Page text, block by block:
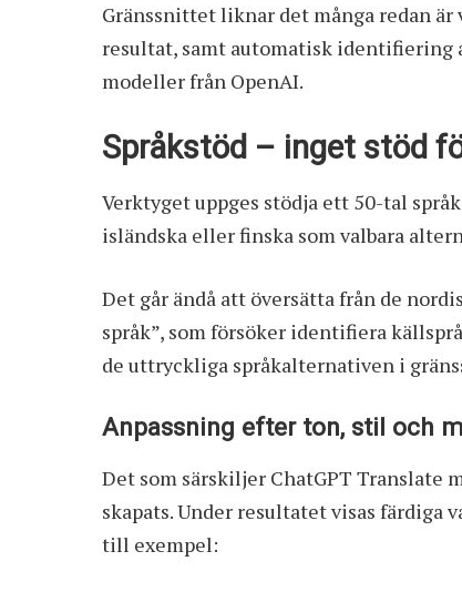
Gränssnittet liknar det många redan
resultat, samt automatisk identifiering
modeller från OpenAI.
Språkstöd – inget stöd
Verktyget uppges stödja ett 50-tal
isländska eller finska som valbara
Det går ändå att översätta från de
språk”, som försöker identifiera
de uttryckliga språkalternativen i
Anpassning efter ton, stil och
Det som särskiljer ChatGPT Translate
skapats. Under resultatet visas färdiga
till exempel: